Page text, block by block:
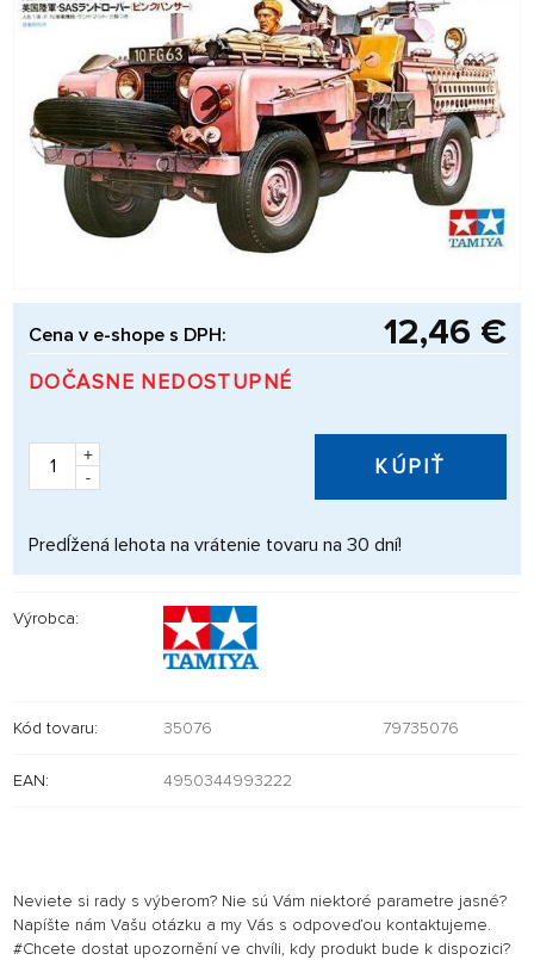
Cena v e-shope s DPH: 12,46 €
DOČASNE NEDOSTUPNÉ
+
-
KÚPIŤ
Predĺžená lehota na vrátenie tovaru na 30 dní!
Výrobca:
Kód tovaru: 35076 79735076
EAN: 4950344993222
Neviete si rady s výberom? Nie sú Vám niektoré parametre jasné?
Napíšte nám Vašu otázku a my Vás s odpoveďou kontaktujeme.
#Chcete dostat upozornění ve chvíli, kdy produkt bude k dispozici?